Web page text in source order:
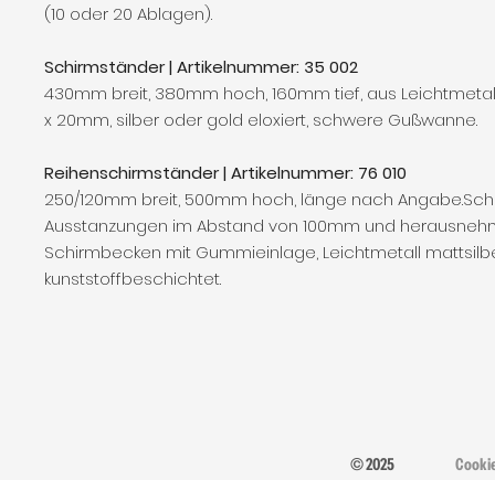
(10 oder 20 Ablagen).
Schirmständer | Artikelnummer: 35 002
430mm breit, 380mm hoch, 160mm tief, aus
x 20mm, silber oder gold eloxiert, schwere Gußwanne.
Reihenschirmständer | Artikelnummer: 76 010
250/120mm breit, 500mm hoch, länge nach
Ausstanzungen im Abstand von 100mm und
Schirmbecken mit Gummieinlage, Leichtmetall
kunststoffbeschichtet.
© 2025